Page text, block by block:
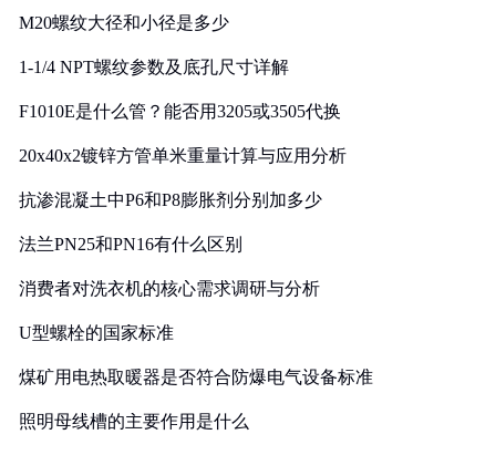
M20螺纹大径和小径是多少
1-1/4 NPT螺纹参数及底孔尺寸详解
F1010E是什么管？能否用3205或3505代换
20x40x2镀锌方管单米重量计算与应用分析
抗渗混凝土中P6和P8膨胀剂分别加多少
法兰PN25和PN16有什么区别
消费者对洗衣机的核心需求调研与分析
U型螺栓的国家标准
煤矿用电热取暖器是否符合防爆电气设备标准
照明母线槽的主要作用是什么